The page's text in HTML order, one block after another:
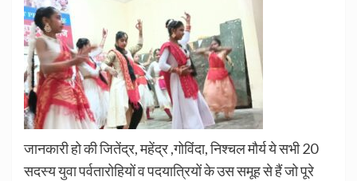
जानकारी हो की जितेंद्र, महेंद्र ,गोविंदा, निश्चल मौर्य ये सभी 20
सदस्य युवा पर्वतारोहियों व पदयात्रियों के उस समूह से हैं जो पूरे